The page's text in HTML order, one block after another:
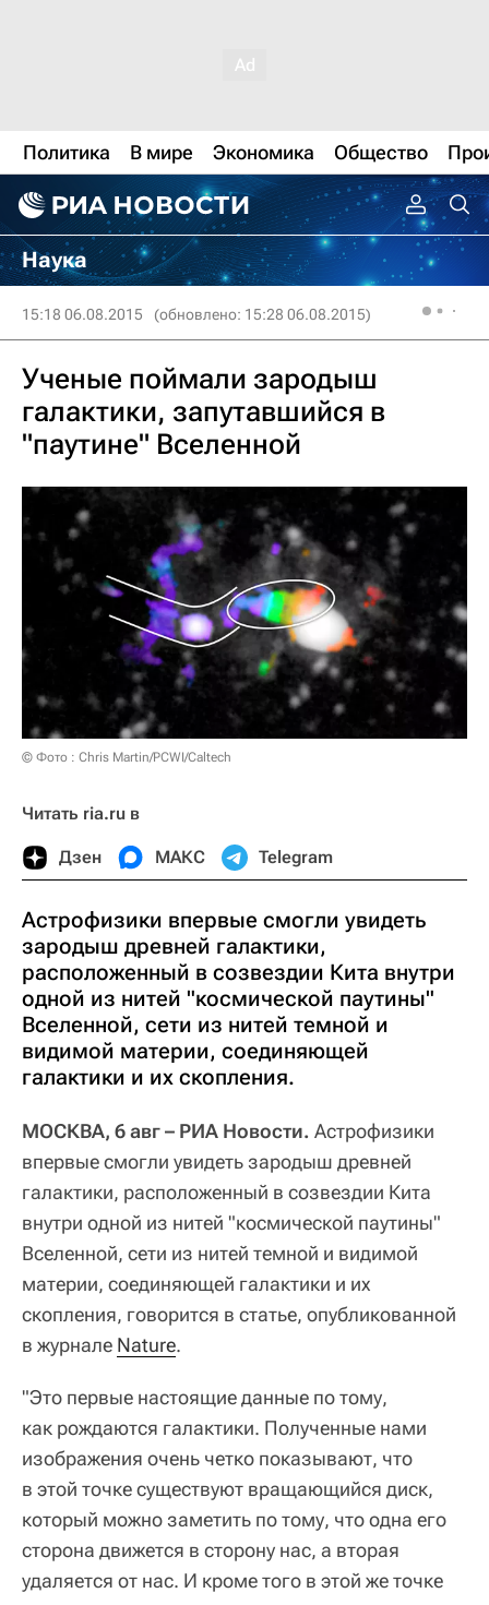
Политика В мире Экономика Общество
Наука
15:18 06.08.2015 (обновлено: 15:28 06.08.2015)
Ученые поймали зародыш
галактики, запутавшийся в
"паутине" Вселенной
© Фото : Chris Martin/PCWI/Caltech
Читать ria.ru в
Дзен МАКС Telegram
Астрофизики впервые смогли увидеть
зародыш древней галактики,
расположенный в созвездии Кита внутри
одной из нитей "космической паутины"
Вселенной, сети из нитей темной и
видимой материи, соединяющей
галактики и их скопления.
МОСКВА, 6 авг – РИА Новости. Астрофизики
впервые смогли увидеть зародыш древней
галактики, расположенный в созвездии Кита
внутри одной из нитей "космической паутины"
Вселенной, сети из нитей темной и видимой
материи, соединяющей галактики и их
скопления, говорится в статье, опубликованной
в журнале Nature.
"Это первые настоящие данные по тому,
как рождаются галактики. Полученные нами
изображения очень четко показывают, что
в этой точке существуют вращающийся диск,
который можно заметить по тому, что одна его
сторона движется в сторону нас, а вторая
удаляется от нас. И кроме того в этой же точке